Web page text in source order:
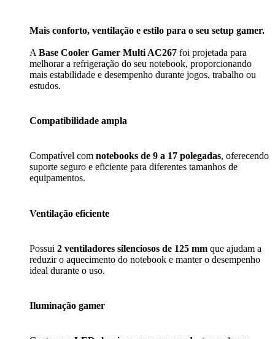
Mais conforto, ventilação e estilo para o seu setup gamer.
A Base Cooler Gamer Multi AC267 foi projetada para
melhorar a refrigeração do seu notebook, proporcionando
mais estabilidade e desempenho durante jogos, trabalho ou
estudos.
Compatibilidade ampla
Compatível com notebooks de 9 a 17 polegadas, oferecendo
suporte seguro e eficiente para diferentes tamanhos de
equipamentos.
Ventilação eficiente
Possui 2 ventiladores silenciosos de 125 mm que ajudam a
reduzir o aquecimento do notebook e manter o desempenho
ideal durante o uso.
Iluminação gamer